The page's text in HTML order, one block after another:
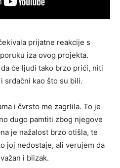
prijatne reakcije s
iza ovog projekta.
će ljudi tako brzo prići, niti
srdačni kao što su bili.
i čvrsto me zagrlila. To je
dugo pamtiti zbog njegove
je nažalost brzo otišla, te
joj nedostaje, ali verujem da
i blizak.